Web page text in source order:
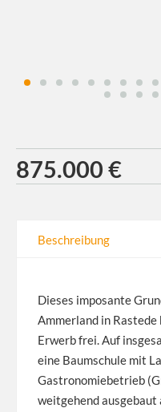
875.000 €
Beschreibung
Dieses imposante
Ammerland in
Erwerb frei. Auf
eine Baumschule mit
Gastronomiebetrieb
weitgehend ausgebaut